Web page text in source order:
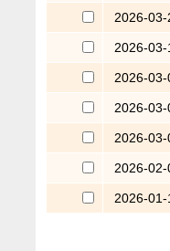
2026-03-
2026-03-
2026-03-
2026-03-
2026-03-
2026-02-
2026-01-